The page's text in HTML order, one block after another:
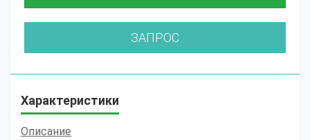
ЗАПРОС
Характеристики
Описание